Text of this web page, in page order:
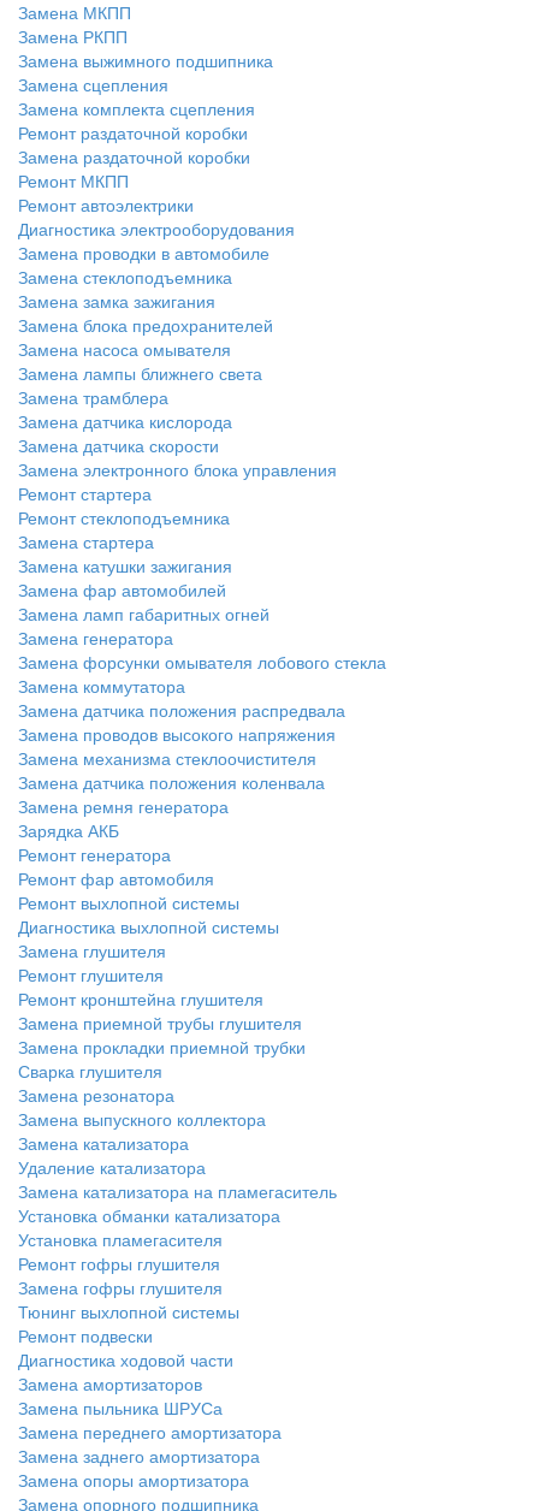
Замена МКПП
Замена РКПП
Замена выжимного подшипника
Замена сцепления
Замена комплекта сцепления
Ремонт раздаточной коробки
Замена раздаточной коробки
Ремонт МКПП
Ремонт автоэлектрики
Диагностика электрооборудования
Замена проводки в автомобиле
Замена стеклоподъемника
Замена замка зажигания
Замена блока предохранителей
Замена насоса омывателя
Замена лампы ближнего света
Замена трамблера
Замена датчика кислорода
Замена датчика скорости
Замена электронного блока управления
Ремонт стартера
Ремонт стеклоподъемника
Замена стартера
Замена катушки зажигания
Замена фар автомобилей
Замена ламп габаритных огней
Замена генератора
Замена форсунки омывателя лобового стекла
Замена коммутатора
Замена датчика положения распредвала
Замена проводов высокого напряжения
Замена механизма стеклоочистителя
Замена датчика положения коленвала
Замена ремня генератора
Зарядка АКБ
Ремонт генератора
Ремонт фар автомобиля
Ремонт выхлопной системы
Диагностика выхлопной системы
Замена глушителя
Ремонт глушителя
Ремонт кронштейна глушителя
Замена приемной трубы глушителя
Замена прокладки приемной трубки
Сварка глушителя
Замена резонатора
Замена выпускного коллектора
Замена катализатора
Удаление катализатора
Замена катализатора на пламегаситель
Установка обманки катализатора
Установка пламегасителя
Ремонт гофры глушителя
Замена гофры глушителя
Тюнинг выхлопной системы
Ремонт подвески
Диагностика ходовой части
Замена амортизаторов
Замена пыльника ШРУСа
Замена переднего амортизатора
Замена заднего амортизатора
Замена опоры амортизатора
Замена опорного подшипника